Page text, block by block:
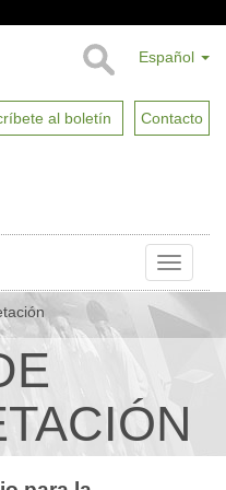
Español
al boletín Contacto
Toggle